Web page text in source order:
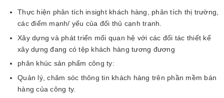
Thực hiện phân tích insight khách hàng, phân tích thị trường,
các điểm mạnh/ yếu của đối thủ cạnh tranh.
Xây dựng và phát triển mối quan hệ với các đối tác thiết kế
xây dựng đang có tệp khách hàng tương đương
phân khúc sản phẩm công ty:
Quản lý, chăm sóc thông tin khách hàng trên phần mềm bán
hàng của công ty.